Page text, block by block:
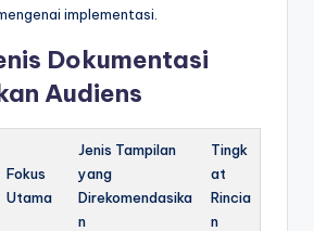
implementasi.
Dokumentasi
Audiens
Fokus
Utama
Jenis Tampilan
yang
Direkomendasika
n
Tingk
at
Rincia
n